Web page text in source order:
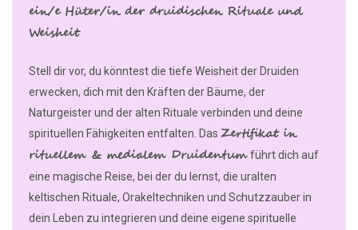
ein/e Hüter/in der druidischen Rituale und
Weisheit
Stell dir vor, du könntest die tiefe Weisheit der Druiden
erwecken, dich mit den Kräften der Bäume, der
Naturgeister und der alten Rituale verbinden und deine
spirituellen Fähigkeiten entfalten. Das Zertifikat in
rituellem & medialem Druidentumführt dich auf
eine magische Reise, bei der du lernst, die uralten
keltischen Rituale, Orakeltechniken und Schutzzauber in
dein Leben zu integrieren und deine eigene spirituelle